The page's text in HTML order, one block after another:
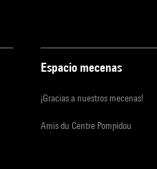
Espacio mecenas
¡Gracias a nuestros mecenas!
Amis du Centre Pompidou